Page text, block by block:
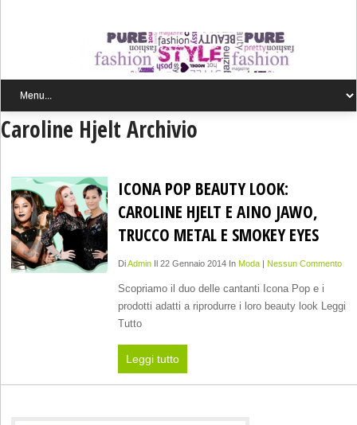
Caroline Hjelt Archivio
ICONA POP BEAUTY LOOK:
CAROLINE HJELT E AINO JAWO,
TRUCCO METAL E SMOKEY EYES
DiAdminIl 22 Gennaio 2014 In Moda| Nessun Commento
Scopriamo il duo delle cantanti Icona Pop e i
prodotti adatti a riprodurre i loro beauty look Leggi
Tutto
Leggi tutto